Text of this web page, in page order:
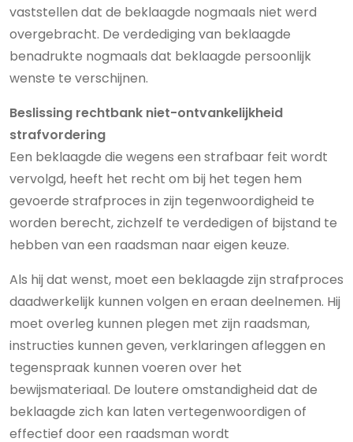
vaststellen dat de beklaagde nogmaals niet werd
overgebracht. De verdediging van beklaagde
benadrukte nogmaals dat beklaagde persoonlijk
wenste te verschijnen.
Beslissing rechtbank niet-ontvankelijkheid
strafvordering
Een beklaagde die wegens een strafbaar feit wordt
vervolgd, heeft het recht om bij het tegen hem
gevoerde strafproces in zijn tegenwoordigheid te
worden berecht, zichzelf te verdedigen of bijstand te
hebben van een raadsman naar eigen keuze.
Als hij dat wenst, moet een beklaagde zijn strafproces
daadwerkelijk kunnen volgen en eraan deelnemen. Hij
moet overleg kunnen plegen met zijn raadsman,
instructies kunnen geven, verklaringen afleggen en
tegenspraak kunnen voeren over het
bewijsmateriaal. De loutere omstandigheid dat de
beklaagde zich kan laten vertegenwoordigen of
effectief door een raadsman wordt